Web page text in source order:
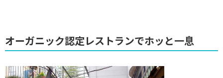
オーガニック認定レストランでホッと一息